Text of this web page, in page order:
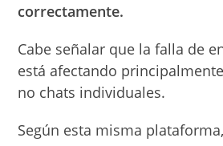
correctamente.
Cabe señalar que la falla de
está afectando
no chats individuales.
Según esta misma